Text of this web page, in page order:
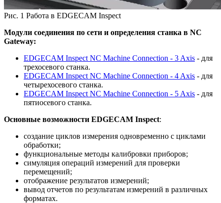
Рис. 1 Работа в EDGECAM Inspect
Модули соединения по сети и определения станка в NC
Gateway:
EDGECAM Inspect NC Machine Connection - 3 Axis - для
трехосевого станка.
EDGECAM Inspect NC Machine Connection - 4 Axis - для
четырехосевого станка.
EDGECAM Inspect NC Machine Connection - 5 Axis - для
пятиосевого станка.
Основные возможности EDGECAM Inspect:
создание циклов измерения одновременно с циклами
обработки;
функциональные методы калибровки приборов;
симуляция операций измерений для проверки
перемещений;
отображение результатов измерений;
вывод отчетов по результатам измерений в различных
форматах.